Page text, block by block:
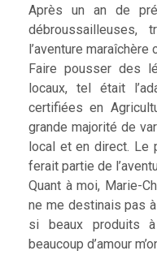
Après un an de
débroussailleuses,
l’aventure maraîchère
Faire pousser des
locaux, tel était
certifiées en
grande majorité de
local et en direct. Le
ferait partie de
Quant à moi, Marie-
ne me destinais pas
si beaux produits
beaucoup d’amour